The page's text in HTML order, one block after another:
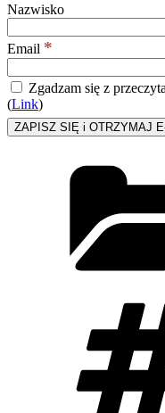
Nazwisko
Email *
Zgadzam się z
(Link)